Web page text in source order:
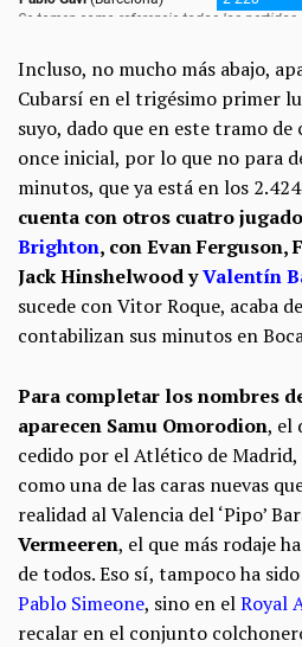
Incluso, no mucho más abajo,
Cubarsí en el trigésimo primer
suyo, dado que en este tramo
once inicial, por lo que no para
minutos, que ya está en los
cuenta con otros cuatro
Brighton, con Evan Ferguson,
Jack HinshelwoodyValentín
sucede con Vitor Roque, acaba
contabilizan sus minutos en
Para completar los nombres
aparecen Samu Omorodion, el
cedido por el Atlético de Madrid,
como una de las caras nuevas
realidad al Valencia del ‘Pipo’
Vermeeren, el que más rodaje
de todos. Eso sí, tampoco ha
Pablo Simeone, sino en elRoyal
recalar en el conjunto